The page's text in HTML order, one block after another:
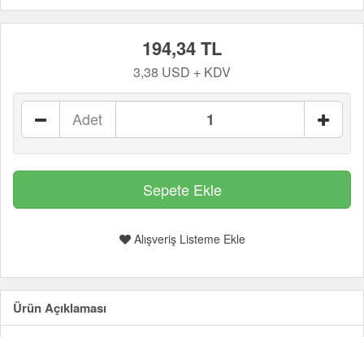
194,34 TL
3,38 USD + KDV
Adet
Alışveriş Listeme Ekle
Ürün Açıklaması